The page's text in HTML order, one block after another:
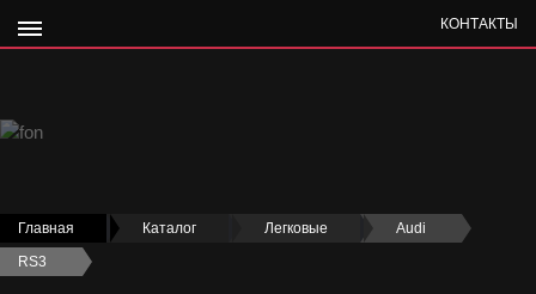
КОНТАКТЫ
Главная › Каталог Легковые › Audi
›
RS3
›